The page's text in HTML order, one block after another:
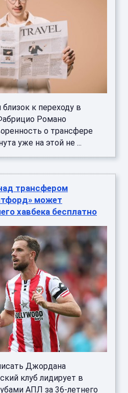
к переходу в
Романо
о трансфере
уже на этой не ...
трансфером
может
хавбека бесплатно
Джордана
клуб лидирует в
АПЛ за 36-летнего